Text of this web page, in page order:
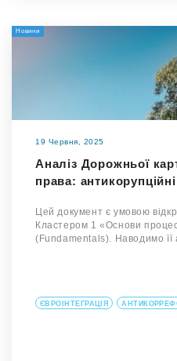
Новини
19 Червня, 2025
Аналіз Дорожньої
права:
Цей документ є умовою
Кластером 1 «Основи
(Fundamentals). Наводимо її
ЄВРОІНТЕГРАЦІЯ